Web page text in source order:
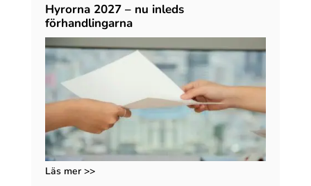
Hyrorna 2027 – nu inleds
förhandlingarna
Läs mer >>